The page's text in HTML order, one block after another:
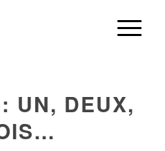
UN, DEUX,